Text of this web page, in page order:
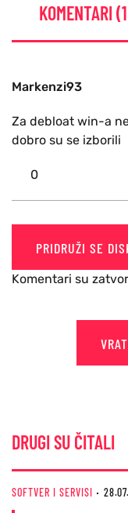
KOMENTARI
Markenzi93
Za debloat win-a
dobro su se izborili
0
PRIDRUŽI SE
Komentari su
DRUGI SU ČITALI
SOFTVER I SERVISI